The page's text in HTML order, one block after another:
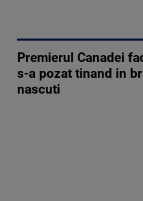
Premierul Canadei
s-a pozat tinand in
nascuti